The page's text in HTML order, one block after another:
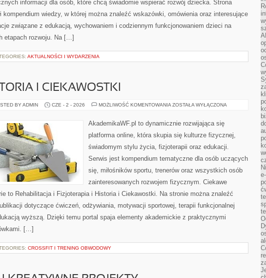
informacji dla osób, które chcą świadomie wspierać rozwój dziecka. Strona
kompendium wiedzy, w której można znaleźć wskazówki, omówienia oraz interesujące
związane z edukacją, wychowaniem i codziennym funkcjonowaniem dzieci na
etapach rozwoju. Na […]
AKTUALNOŚCI I WYDARZENIA
I CIEKAWOSTKI
BY ADMIN CZE - 2 - 2026 MOŻLIWOŚĆ KOMENTOWANIA HISTORIA
ZOSTAŁA WYŁĄCZONA
AkademikaWF.pl to dynamicznie rozwijająca się
platforma online, która skupia się kulturze fizycznej,
świadomym stylu życia, fizjoterapii oraz edukacji.
Serwis jest kompendium tematyczne dla osób uczących
się, miłośników sportu, trenerów oraz wszystkich osób
zainteresowanych rozwojem fizycznym. Ciekawe
to Rehabilitacja i Fizjoterapia i Historia i Ciekawostki. Na stronie można znaleźć
dotyczące ćwiczeń, odżywiania, motywacji sportowej, terapii funkcjonalnej
wyższą. Dzięki temu portal spaja elementy akademickie z praktycznymi
[…]
CROSSFIT I TRENING OBWODOWY